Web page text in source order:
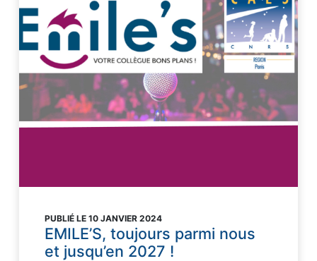
PUBLIÉ LE 10 JANVIER 2024
EMILE’S, toujours parmi nous
et jusqu’en 2027 !